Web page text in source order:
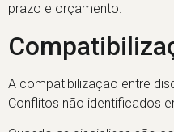
prazo e orçamento.
A compatibilização entre
Conflitos não identificados